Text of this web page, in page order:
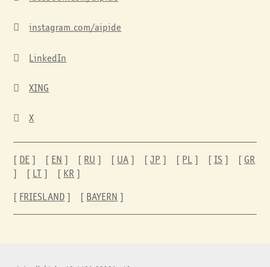
 instagram.com/aipide
 LinkedIn
 XING
 X
[ DE ] [ EN ] [ RU ] [ UA ] [JP ] [ PL ] [IS ] [ GR
] [ LT ] [ KR ]
[ FRIESLAND ] [ BAYERN ]